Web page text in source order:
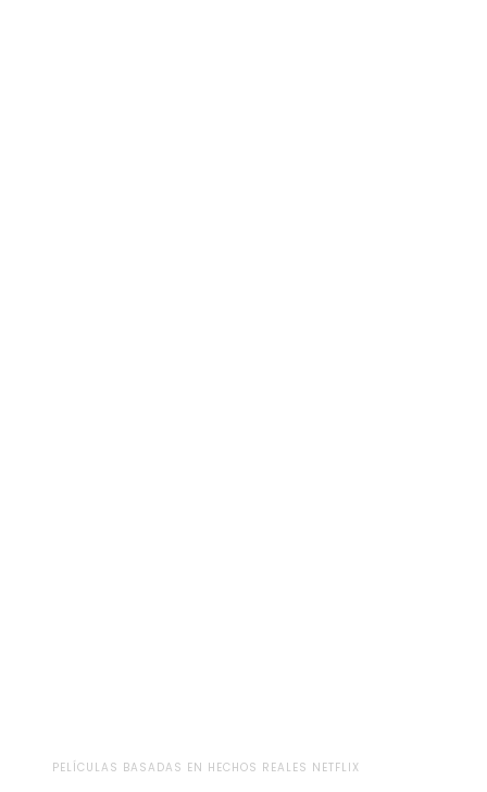
PELÍCULAS BASADAS EN HECHOS REALES NETFLIX